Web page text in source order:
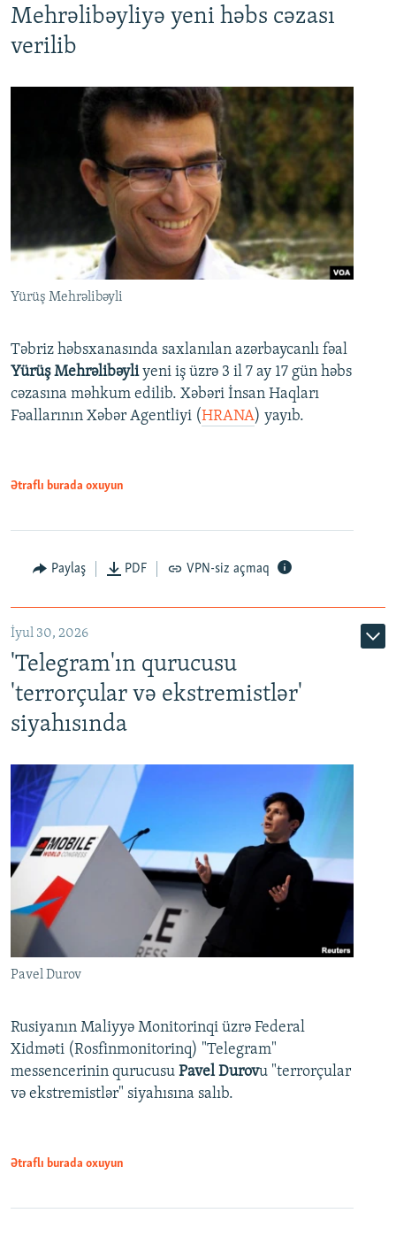
Mehrəlibəyliyə yeni həbs cəzası
verilib
Yürüş Mehrəlibəyli
Təbriz həbsxanasında saxlanılan azərbaycanlı fəal
Yürüş Mehrəlibəyliyeni iş üzrə 3 il 7 ay 17 gün həbs
cəzasına məhkum edilib. Xəbəri İnsan Haqları
Fəallarının Xəbər Agentliyi (HRANA) yayıb.
Ətraflı burada oxuyun
Paylaş PDF VPN-siz açmaq
İyul 30, 2026
'Telegram'ın qurucusu
'terrorçular və ekstremistlər'
siyahısında
Pavel Durov
Rusiyanın Maliyyə Monitorinqi üzrə Federal
Xidməti (Rosfinmonitorinq) "Telegram"
messencerinin qurucusu Pavel Durovu "terrorçular
və ekstremistlər" siyahısına salıb.
Ətraflı burada oxuyun